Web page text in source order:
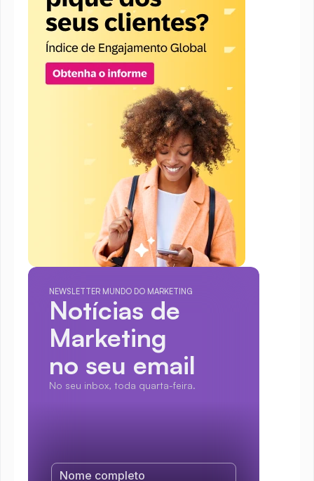
NEWSLETTER MUNDO DO MARKETING
Notícias de
Marketing
no seu email
No seu inbox, toda quarta-feira.